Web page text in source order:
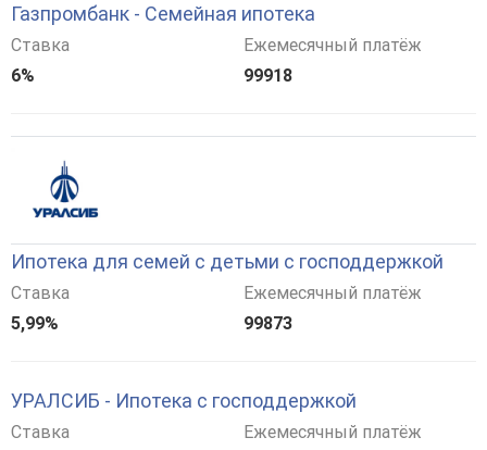
Газпромбанк - Семейная ипотека
Ставка
6%
Ежемесячный платёж
99918
Ипотека для семей с детьми с господдержкой
Ставка
5,99%
Ежемесячный платёж
99873
УРАЛСИБ - Ипотека с господдержкой
Ставка
Ежемесячный платёж